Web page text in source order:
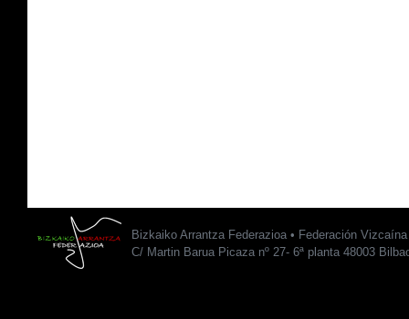
Bizkaiko Arrantza Federazioa • Federación
C/ Martin Barua Picaza nº 27- 6ª planta 48003